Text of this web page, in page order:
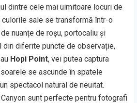
dintre cele mai uimitoare locuri de
culorile sale se transformă într-o
nuanțe de roșu, portocaliu și
din diferite puncte de observație,
Hopi Point, vei putea captura
se ascunde în spatele
spectacol natural de neuitat.
sunt perfecte pentru fotografi